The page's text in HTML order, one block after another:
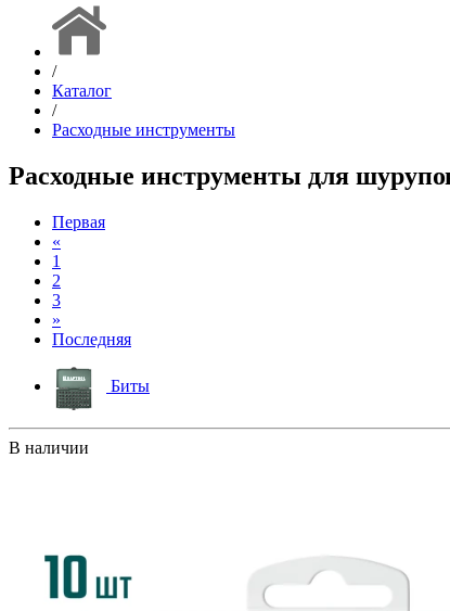
/
Каталог
/
Расходные инструменты
Расходные инструменты для
Первая
«
1
2
3
»
Последняя
Биты
В наличии